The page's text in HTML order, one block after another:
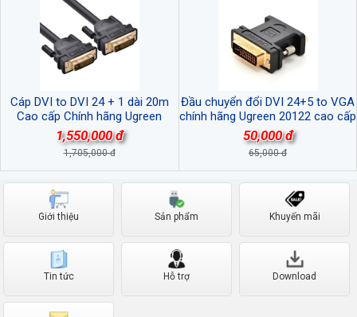
Cáp DVI to DVI 24 + 1 dài 20m
Cao cấp Chính hãng Ugreen
11602
1,550,000 đ
1,705,000 đ
Đầu chuyển đổi DVI 24+5 to VGA
chính hãng Ugreen 20122 cao cấp
50,000 đ
65,000 đ
Giới thiệu Sản phẩm Khuyến mãi
Tin tức Hỗ trợ Download